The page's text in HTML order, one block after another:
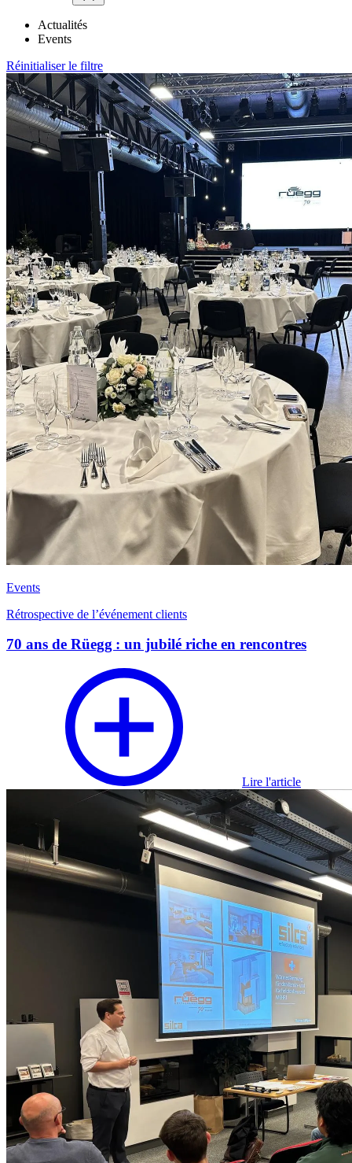
Actualités
Events
Réinitialiser le filtre
Events
Rétrospective de l’événement clients
70 ans de Rüegg : un jubilé riche en rencontres
Lire l'article